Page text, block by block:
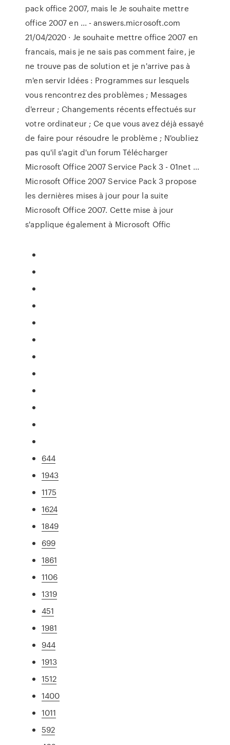
pack office 2007, mais le Je souhaite mettre
office 2007 en ... - answers.microsoft.com
21/04/2020 · Je souhaite mettre office 2007 en
francais, mais je ne sais pas comment faire, je
ne trouve pas de solution et je n'arrive pas à
m'en servir Idées : Programmes sur lesquels
vous rencontrez des problèmes ; Messages
d'erreur ; Changements récents effectués sur
votre ordinateur ; Ce que vous avez déjà essayé
de faire pour résoudre le problème ; N'oubliez
pas qu'il s'agit d'un forum Télécharger
Microsoft Office 2007 Service Pack 3 - 01net ...
Microsoft Office 2007 Service Pack 3 propose
les dernières mises à jour pour la suite
Microsoft Office 2007. Cette mise à jour
s'applique également à Microsoft Offic
644
1943
1175
1624
1849
699
1861
1106
1319
451
1981
944
1913
1512
1400
1011
592